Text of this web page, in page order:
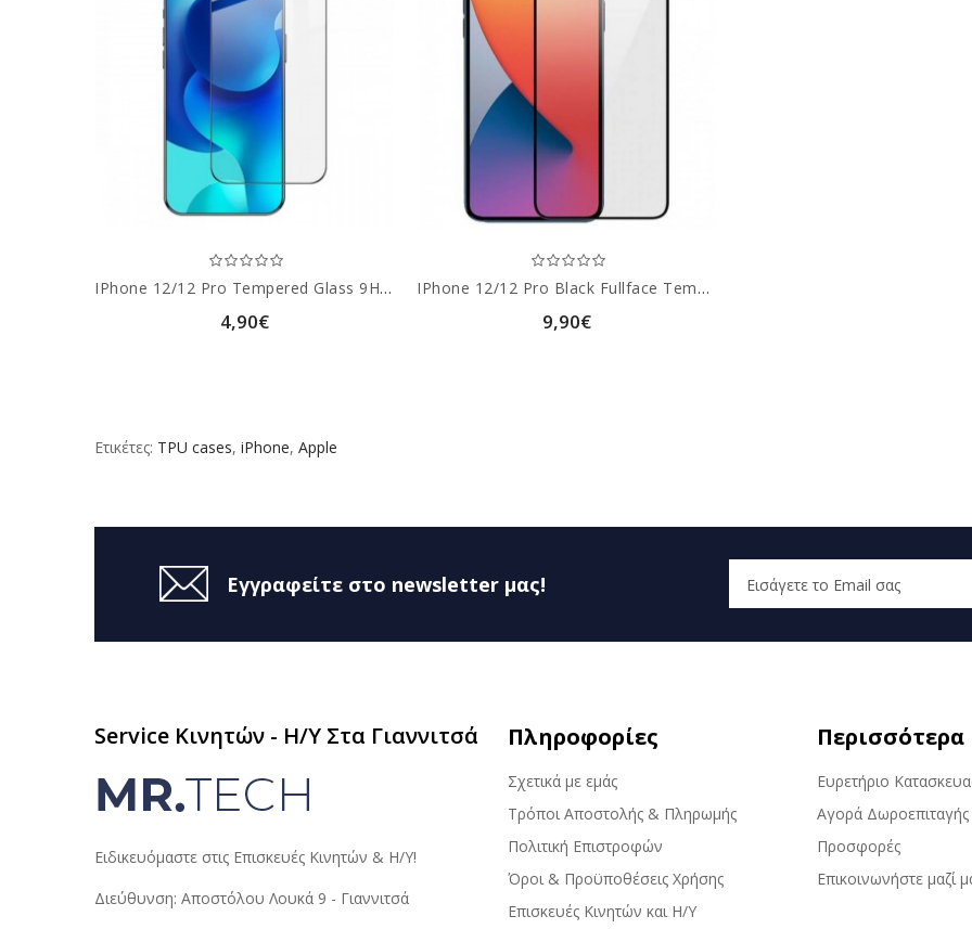
IPhone 12/12 Pro Tempered Glass 9H Προστασία Οθόνης
4,90€
IPhone 12/12 Pro Black Fullface Tempered Glass 9H Προστασία Οθόνης
9,90€
Ετικέτες: TPU cases, iPhone, Apple
Εγγραφείτε στο newsletter μας!
Service Κινητών - H/Y Στα Γιαννιτσά
Ειδικευόμαστε στις Επισκευές Κινητών & Η/Υ!
Διεύθυνση: Αποστόλου Λουκά 9 - Γιαννιτσά
Πληροφορίες
Σχετικά με εμάς
Τρόποι Αποστολής & Πληρωμής
Πολιτική Επιστροφών
Όροι & Προϋποθέσεις Χρήσης
Επισκευές Κινητών και Η/Υ
Περισσότερα
Ευρετήριο
Αγορά Δωροεπιταγής
Προσφορές
Επικοινωνήστε μαζί